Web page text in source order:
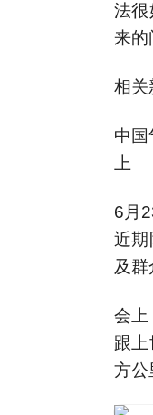
法
来的
相关
中国
上
6月
近
及
会上
跟
方公